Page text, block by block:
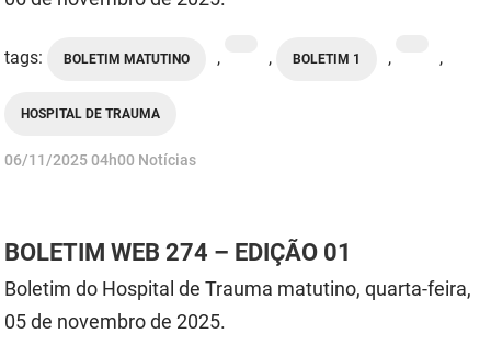
tags: BOLETIM MATUTINO , , BOLETIM 1 , ,
HOSPITAL DE TRAUMA
publicado
06/11/202504h00 Notícias
BOLETIM WEB 274 – EDIÇÃO 01
Boletim do Hospital de Trauma matutino, quarta-feira,
05 de novembro de 2025.